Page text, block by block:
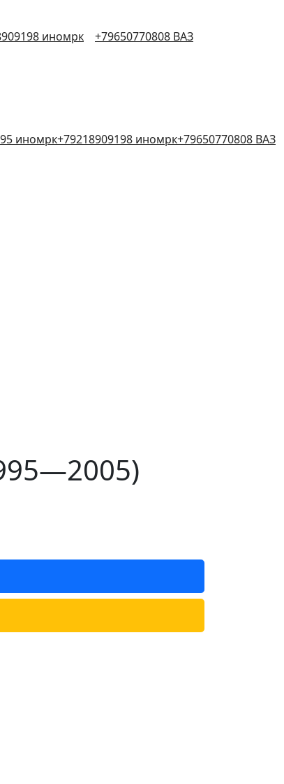
иномрк +79650770808 ВАЗ
иномрк+79218909198 иномрк+79650770808 ВАЗ